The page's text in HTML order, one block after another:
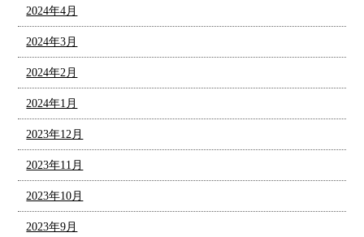
2024年4月
2024年3月
2024年2月
2024年1月
2023年12月
2023年11月
2023年10月
2023年9月